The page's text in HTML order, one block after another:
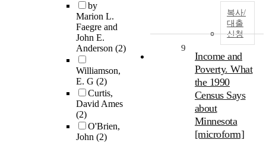
by
Marion L.
Faegre and
John E.
Anderson (2)
Williamson,
E. G (2)
Curtis,
David Ames
(2)
O'Brien,
John (2)
복사/
대출
신청
9
Income and
Poverty. What
the 1990
Census Says
about
Minnesota
[microform]